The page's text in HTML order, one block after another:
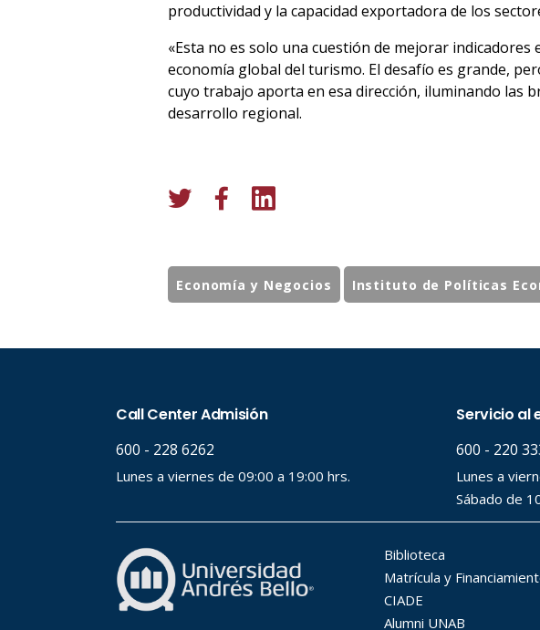
productividad y la capacidad exportadora de los
«Esta no es solo una cuestión de mejorar
economía global del turismo. El desafío es grande,
cuyo trabajo aporta en esa dirección, iluminando las
desarrollo regional.
Economía y Negocios Instituto de Políticas